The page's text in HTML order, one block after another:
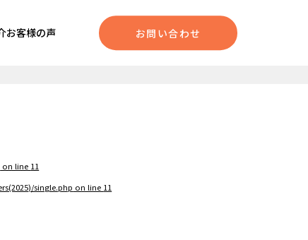
お問い合わせ
お客様の声
on line 11
single.php on line 11